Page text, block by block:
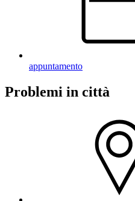
appuntamento
Problemi in città